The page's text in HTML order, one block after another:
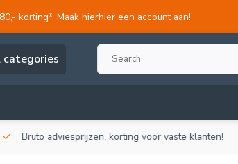
korting*. Maak hierhier een account aan!
Bruto adviesprijzen, korting voor vaste klanten!